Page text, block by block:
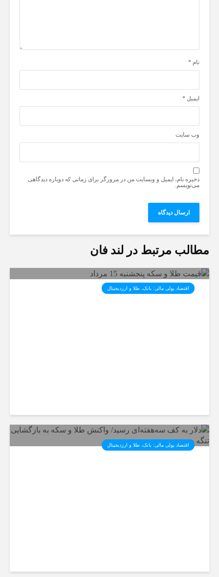
نام *
ایمیل *
وب‌ سایت
ذخیره نام، ایمیل و وبسایت من در مرورگر برای زمانی که دوباره دیدگاهی
می‌نویسم.
مطالب مرتبط در لند فان
اقتصاد پولی مالی: بانک، طلا و ارزدیجیتال‌
اقتصاد پولی مالی: بانک، طلا و ارزدیجیتال‌